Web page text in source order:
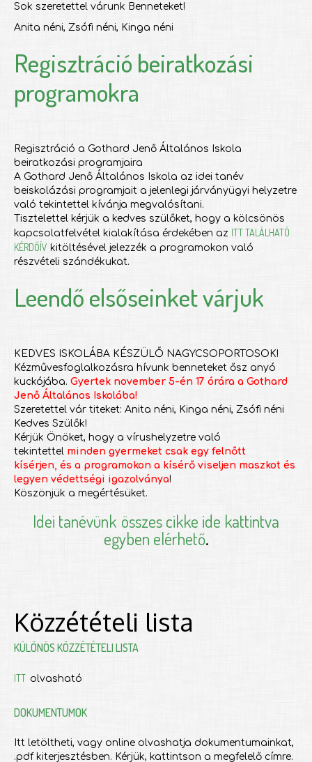
Sok szeretettel várunk Benneteket!
Anita néni, Zsófi néni, Kinga néni
Regisztráció beiratkozási
programokra
Regisztráció a Gothard Jenő Általános Iskola
beiratkozási programjaira
A Gothard Jenő Általános Iskola az idei tanév
beiskolázási programjait a jelenlegi járványügyi helyzetre
való tekintettel kívánja megvalósítani.
Tisztelettel kérjük a kedves szülőket, hogy a kölcsönös
kapcsolatfelvétel kialakítása érdekében az ITT TALÁLHATÓ
KÉRDŐÍV kitöltésével jelezzék a programokon való
részvételi szándékukat.
Leendő elsőseinket várjuk
KEDVES ISKOLÁBA KÉSZÜLŐ NAGYCSOPORTOSOK!
Kézművesfoglalkozásra hívunk benneteket ősz anyó
kuckójába. Gyertek november 5-én 17 órára a Gothard
Jenő Általános Iskolába!
Szeretettel vár titeket: Anita néni, Kinga néni, Zsófi néni
Kedves Szülők!
Kérjük Önöket, hogy a vírushelyzetre való
tekintettel minden gyermeket csak egy felnőtt
kísérjen, és a programokon a kísérő viseljen maszkot és
legyen védettségi igazolványa!
Köszönjük a megértésüket.
Idei tanévünk összes cikke ide kattintva
egyben elérhető.
Közzétételi lista
KÜLÖNÖS KÖZZÉTÉTELI LISTA
ITT olvasható
DOKUMENTUMOK
Itt letöltheti, vagy online olvashatja dokumentumainkat,
.pdf kiterjesztésben. Kérjük, kattintson a megfelelő címre.